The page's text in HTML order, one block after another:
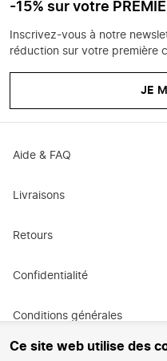
Ce site web utilise des
-15% sur votre
Inscrivez-vous à notre
réduction sur votre première
JE
Aide & FAQ
Livraisons
Retours
Confidentialité
Conditions générales